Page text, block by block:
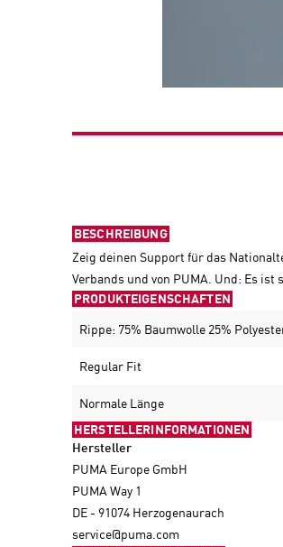
BESCHREIBUNG
Zeig deinen Support für das
Verbands und von PUMA. Und: Es ist
PRODUKTEIGENSCHAFTEN
Rippe: 75% Baumwolle 25%
Regular Fit
Normale Länge
HERSTELLERINFORMATIONEN
Hersteller
PUMA Europe GmbH
PUMA Way 1
DE - 91074 Herzogenaurach
service@puma.com